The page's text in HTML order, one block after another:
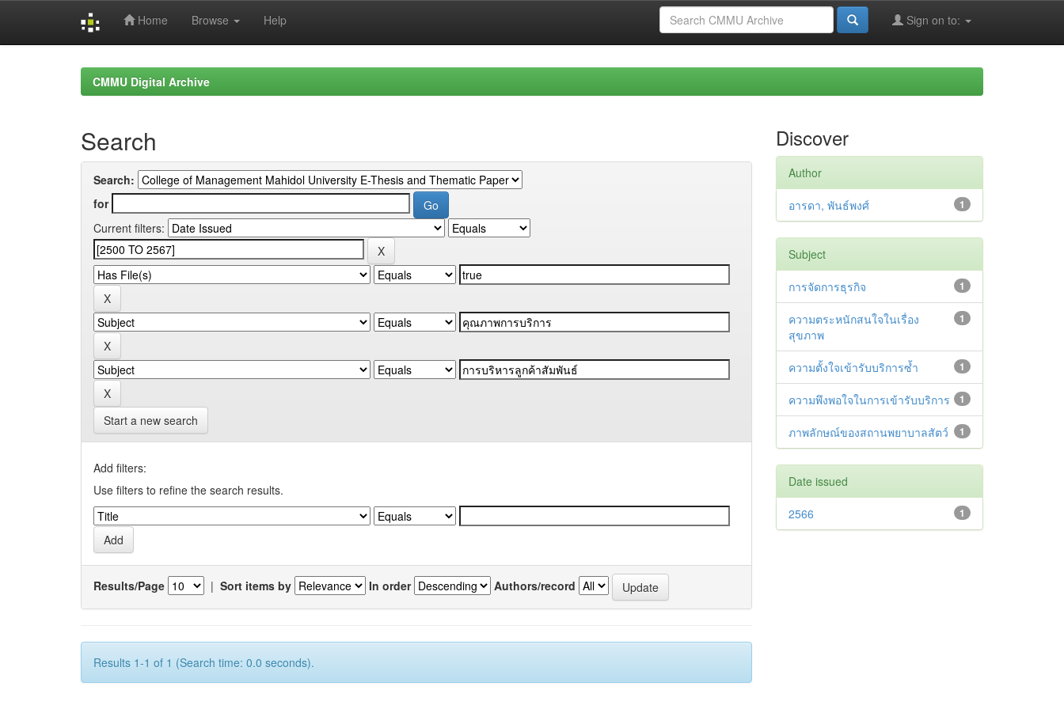
Home Browse Help Sign on to:
CMMU Digital Archive
Search
Search:
for
Current filters:
Start a new search
Add filters:
Use filters to refine the search results.
Results/Page | Sort items by In order Authors/record
Results 1-1 of 1 (Search time: 0.0 seconds).
Discover
Author
1
อารดา, พันธ์พงศ์
Subject
1
การจัดการธุรกิจ
1
ความตระหนักสนใจในเรื่อง
สุขภาพ
1
ความตั้งใจเข้ารับบริการซ้ำ
1
ความพึงพอใจในการเข้ารับบริการ
1
ภาพลักษณ์ของสถานพยาบาลสัตว์
Date issued
1
2566